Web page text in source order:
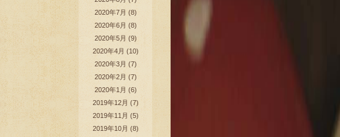
2020年7月 (8)
2020年6月 (8)
2020年5月 (9)
2020年4月 (10)
2020年3月 (7)
2020年2月 (7)
2020年1月 (6)
2019年12月 (7)
2019年11月 (5)
2019年10月 (8)